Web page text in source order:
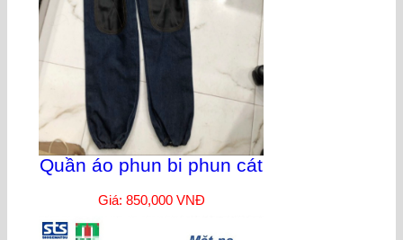
Quần áo phun bi phun cát
Giá: 850,000 VNĐ